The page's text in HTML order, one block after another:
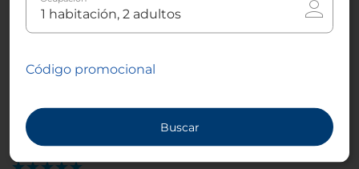
Perfecto para explorar la ciudad
Ubicación excelente. Trato del personal inmejorable
tanto a la llegada como a la salida y la habitación era
Mostrar información
05/02/2026
Código promocional
Buscar